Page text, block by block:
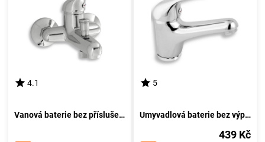
4.1
Vanová baterie bez příslušenství 100 mm Titania Neon chrom NOVASERVIS 93024/1,0
5
Umyvadlová baterie bez výpusti Titania Neon chrom NOVASERVIS 93001/1,0
439 Kč